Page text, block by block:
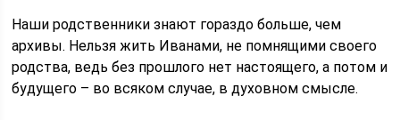
Наши родственники знают гораздо больше, чем
архивы. Нельзя жить Иванами, не помнящими своего
родства, ведь без прошлого нет настоящего, а потом и
будущего – во всяком случае, в духовном смысле.